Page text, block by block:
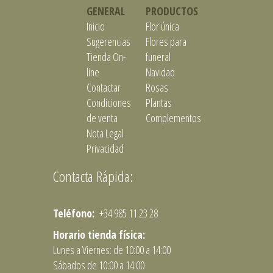
GENERAL
Inicio
Sugerencias
Tienda On-
line
Contactar
Condiciones
de venta
Nota Legal
Privacidad
PRODUCTOS
Flor única
Flores para
funeral
Navidad
Rosas
Plantas
Complementos
Contacta Rápida:
Teléfono: +34 985 11 23 28
Horario tienda física:
Lunes a Viernes: de 10:00 a 14:00
Sábados de 10:00 a 14:00